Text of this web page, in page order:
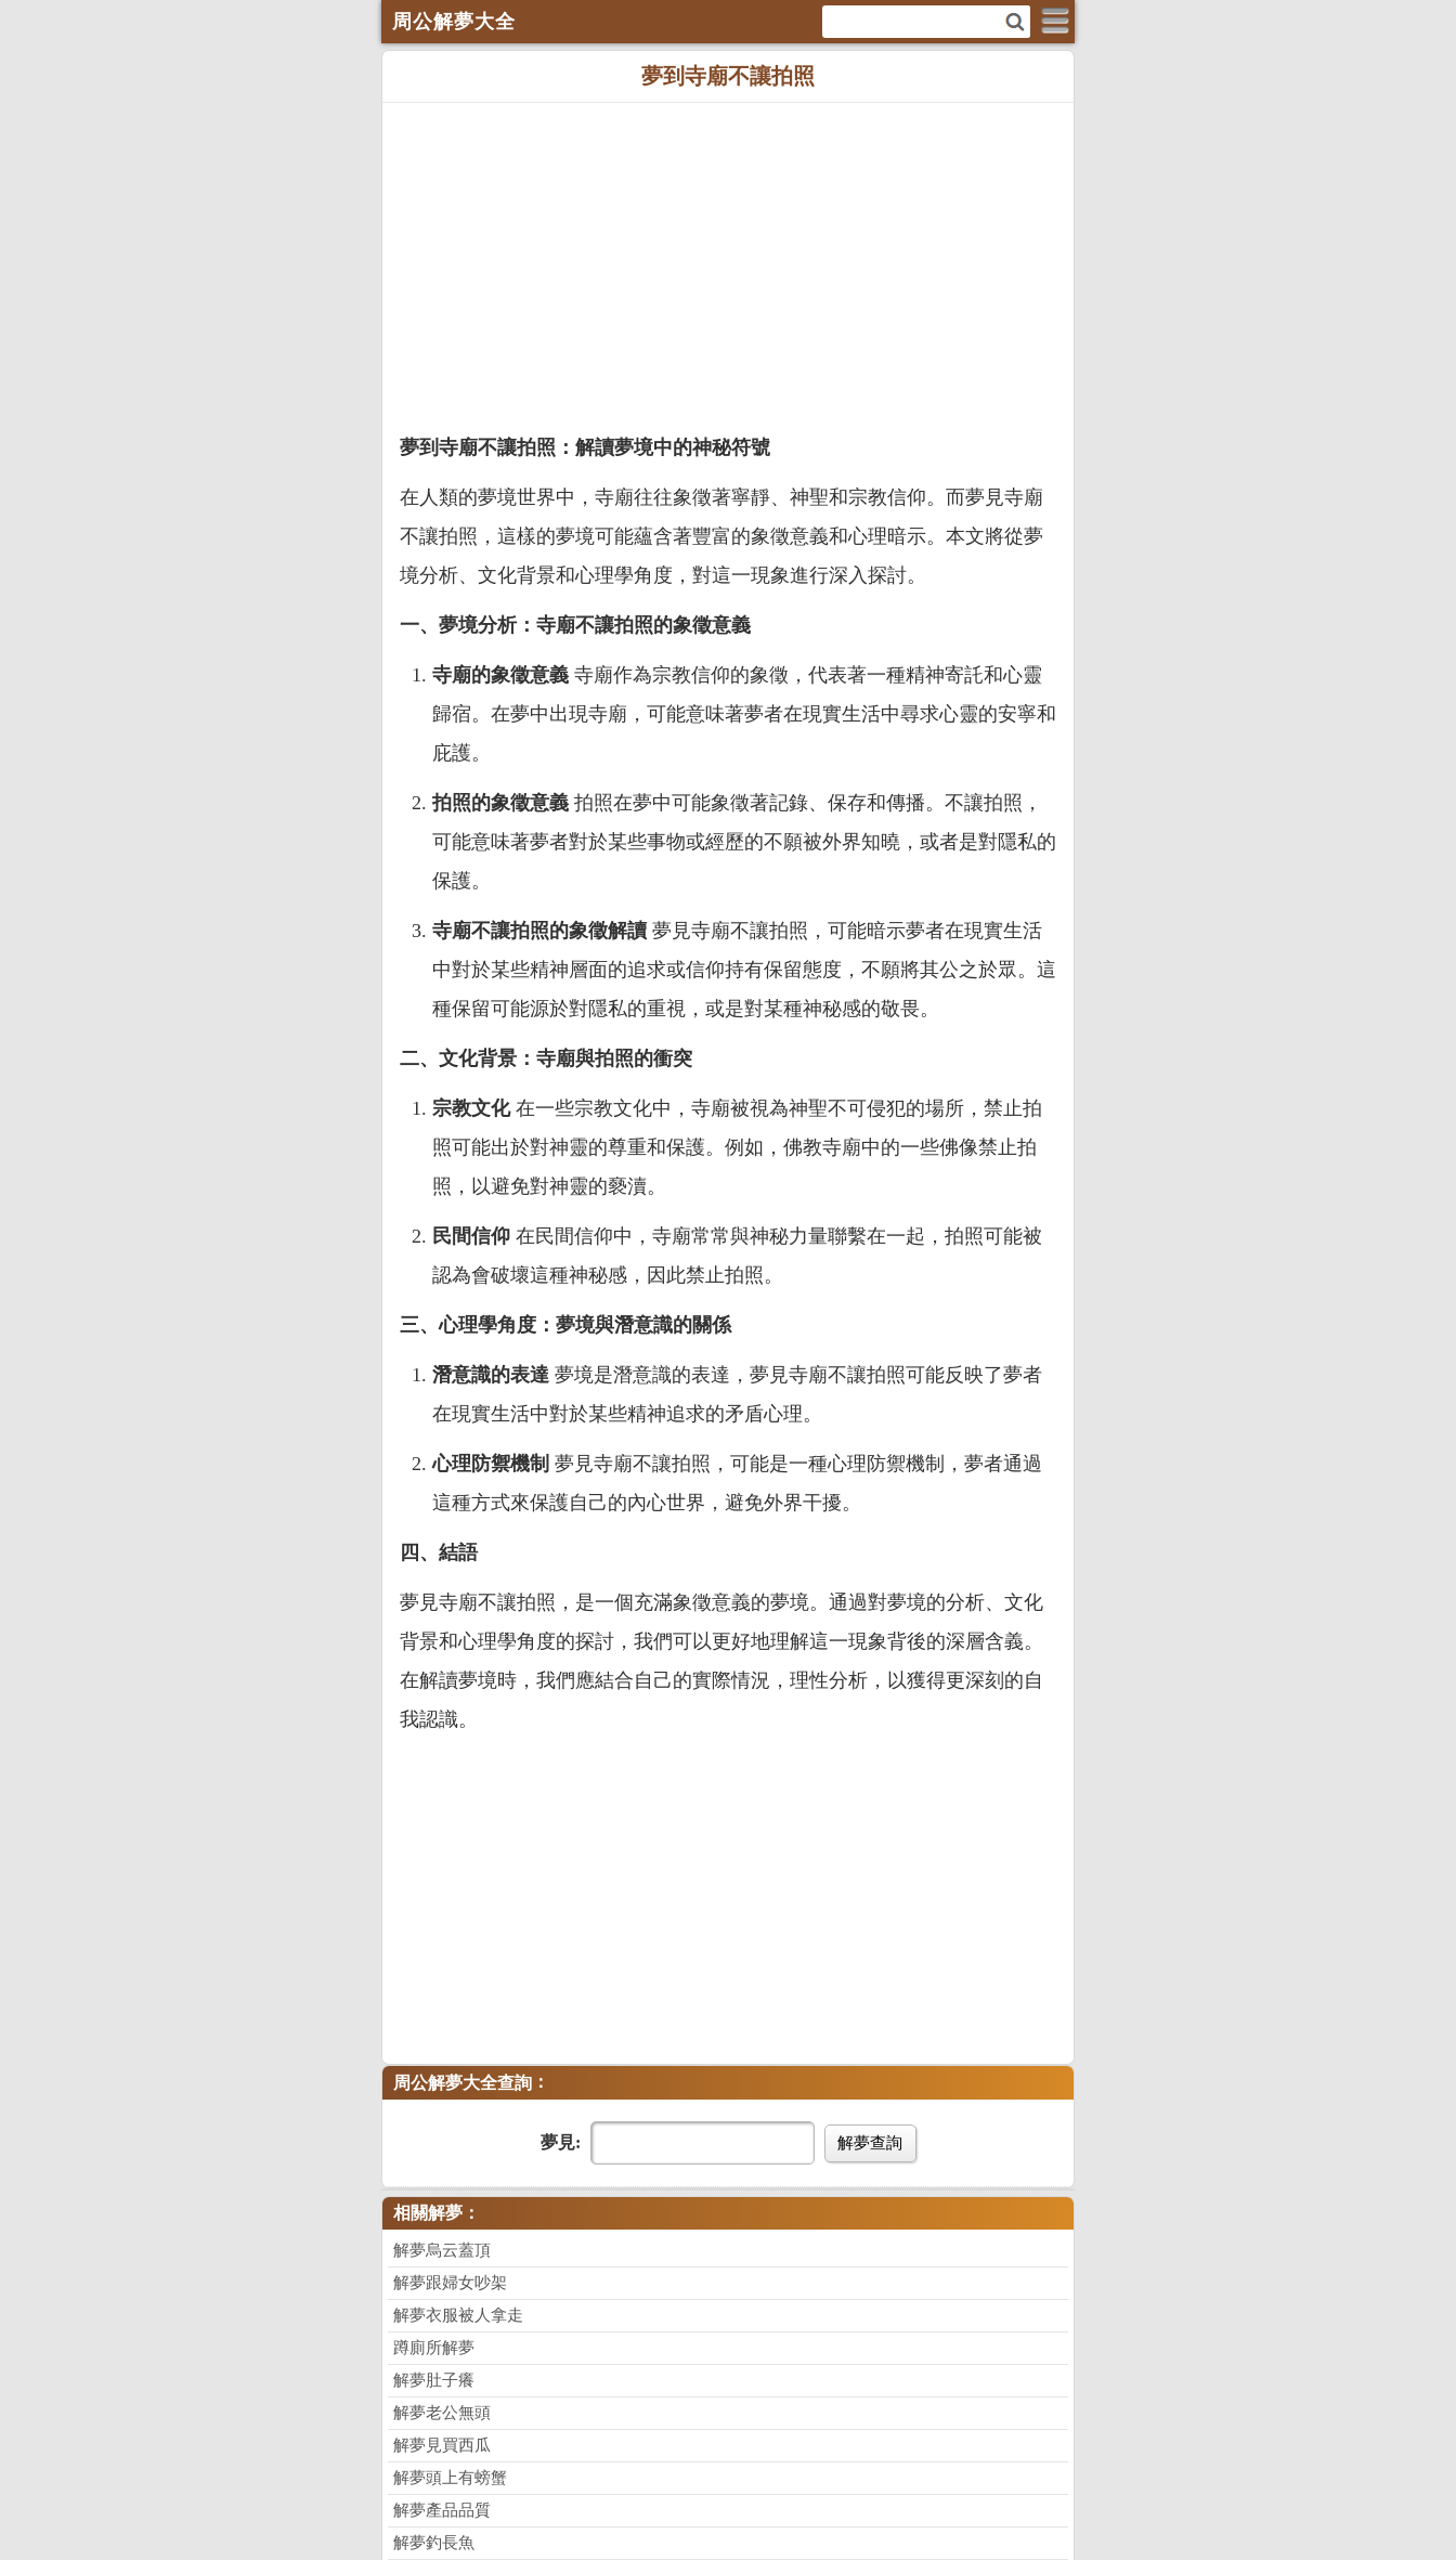
周公解夢大全
夢到寺廟不讓拍照
夢到寺廟不讓拍照：解讀夢境中的神秘符號
在人類的夢境世界中，寺廟往往象徵著寧靜、神聖和宗教信仰。而夢見寺廟
不讓拍照，這樣的夢境可能蘊含著豐富的象徵意義和心理暗示。本文將從夢
境分析、文化背景和心理學角度，對這一現象進行深入探討。
一、夢境分析：寺廟不讓拍照的象徵意義
寺廟的象徵意義 寺廟作為宗教信仰的象徵，代表著一種精神寄託和心靈
歸宿。在夢中出現寺廟，可能意味著夢者在現實生活中尋求心靈的安寧和
庇護。
拍照的象徵意義 拍照在夢中可能象徵著記錄、保存和傳播。不讓拍照，
可能意味著夢者對於某些事物或經歷的不願被外界知曉，或者是對隱私的
保護。
寺廟不讓拍照的象徵解讀 夢見寺廟不讓拍照，可能暗示夢者在現實生活
中對於某些精神層面的追求或信仰持有保留態度，不願將其公之於眾。這
種保留可能源於對隱私的重視，或是對某種神秘感的敬畏。
二、文化背景：寺廟與拍照的衝突
宗教文化在一些宗教文化中，寺廟被視為神聖不可侵犯的場所，禁止拍
照可能出於對神靈的尊重和保護。例如，佛教寺廟中的一些佛像禁止拍
照，以避免對神靈的褻瀆。
民間信仰 在民間信仰中，寺廟常常與神秘力量聯繫在一起，拍照可能被
認為會破壞這種神秘感，因此禁止拍照。
三、心理學角度：夢境與潛意識的關係
潛意識的表達 夢境是潛意識的表達，夢見寺廟不讓拍照可能反映了夢者
在現實生活中對於某些精神追求的矛盾心理。
心理防禦機制 夢見寺廟不讓拍照，可能是一種心理防禦機制，夢者通過
這種方式來保護自己的內心世界，避免外界干擾。
四、結語
夢見寺廟不讓拍照，是一個充滿象徵意義的夢境。通過對夢境的分析、文化
背景和心理學角度的探討，我們可以更好地理解這一現象背後的深層含義。
在解讀夢境時，我們應結合自己的實際情況，理性分析，以獲得更深刻的自
我認識。
周公解夢大全查詢 ：
夢見: 解夢查詢
相關解夢：
解夢烏云蓋頂
解夢跟婦女吵架
解夢衣服被人拿走
蹲廁所解夢
解夢肚子癢
解夢老公無頭
解夢見買西瓜
解夢頭上有螃蟹
解夢產品品質
解夢釣長魚